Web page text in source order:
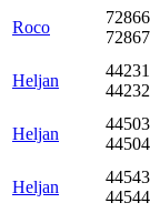
Roco
72866
72867
Heljan
44231
44232
Heljan
44503
44504
Heljan
44543
44544